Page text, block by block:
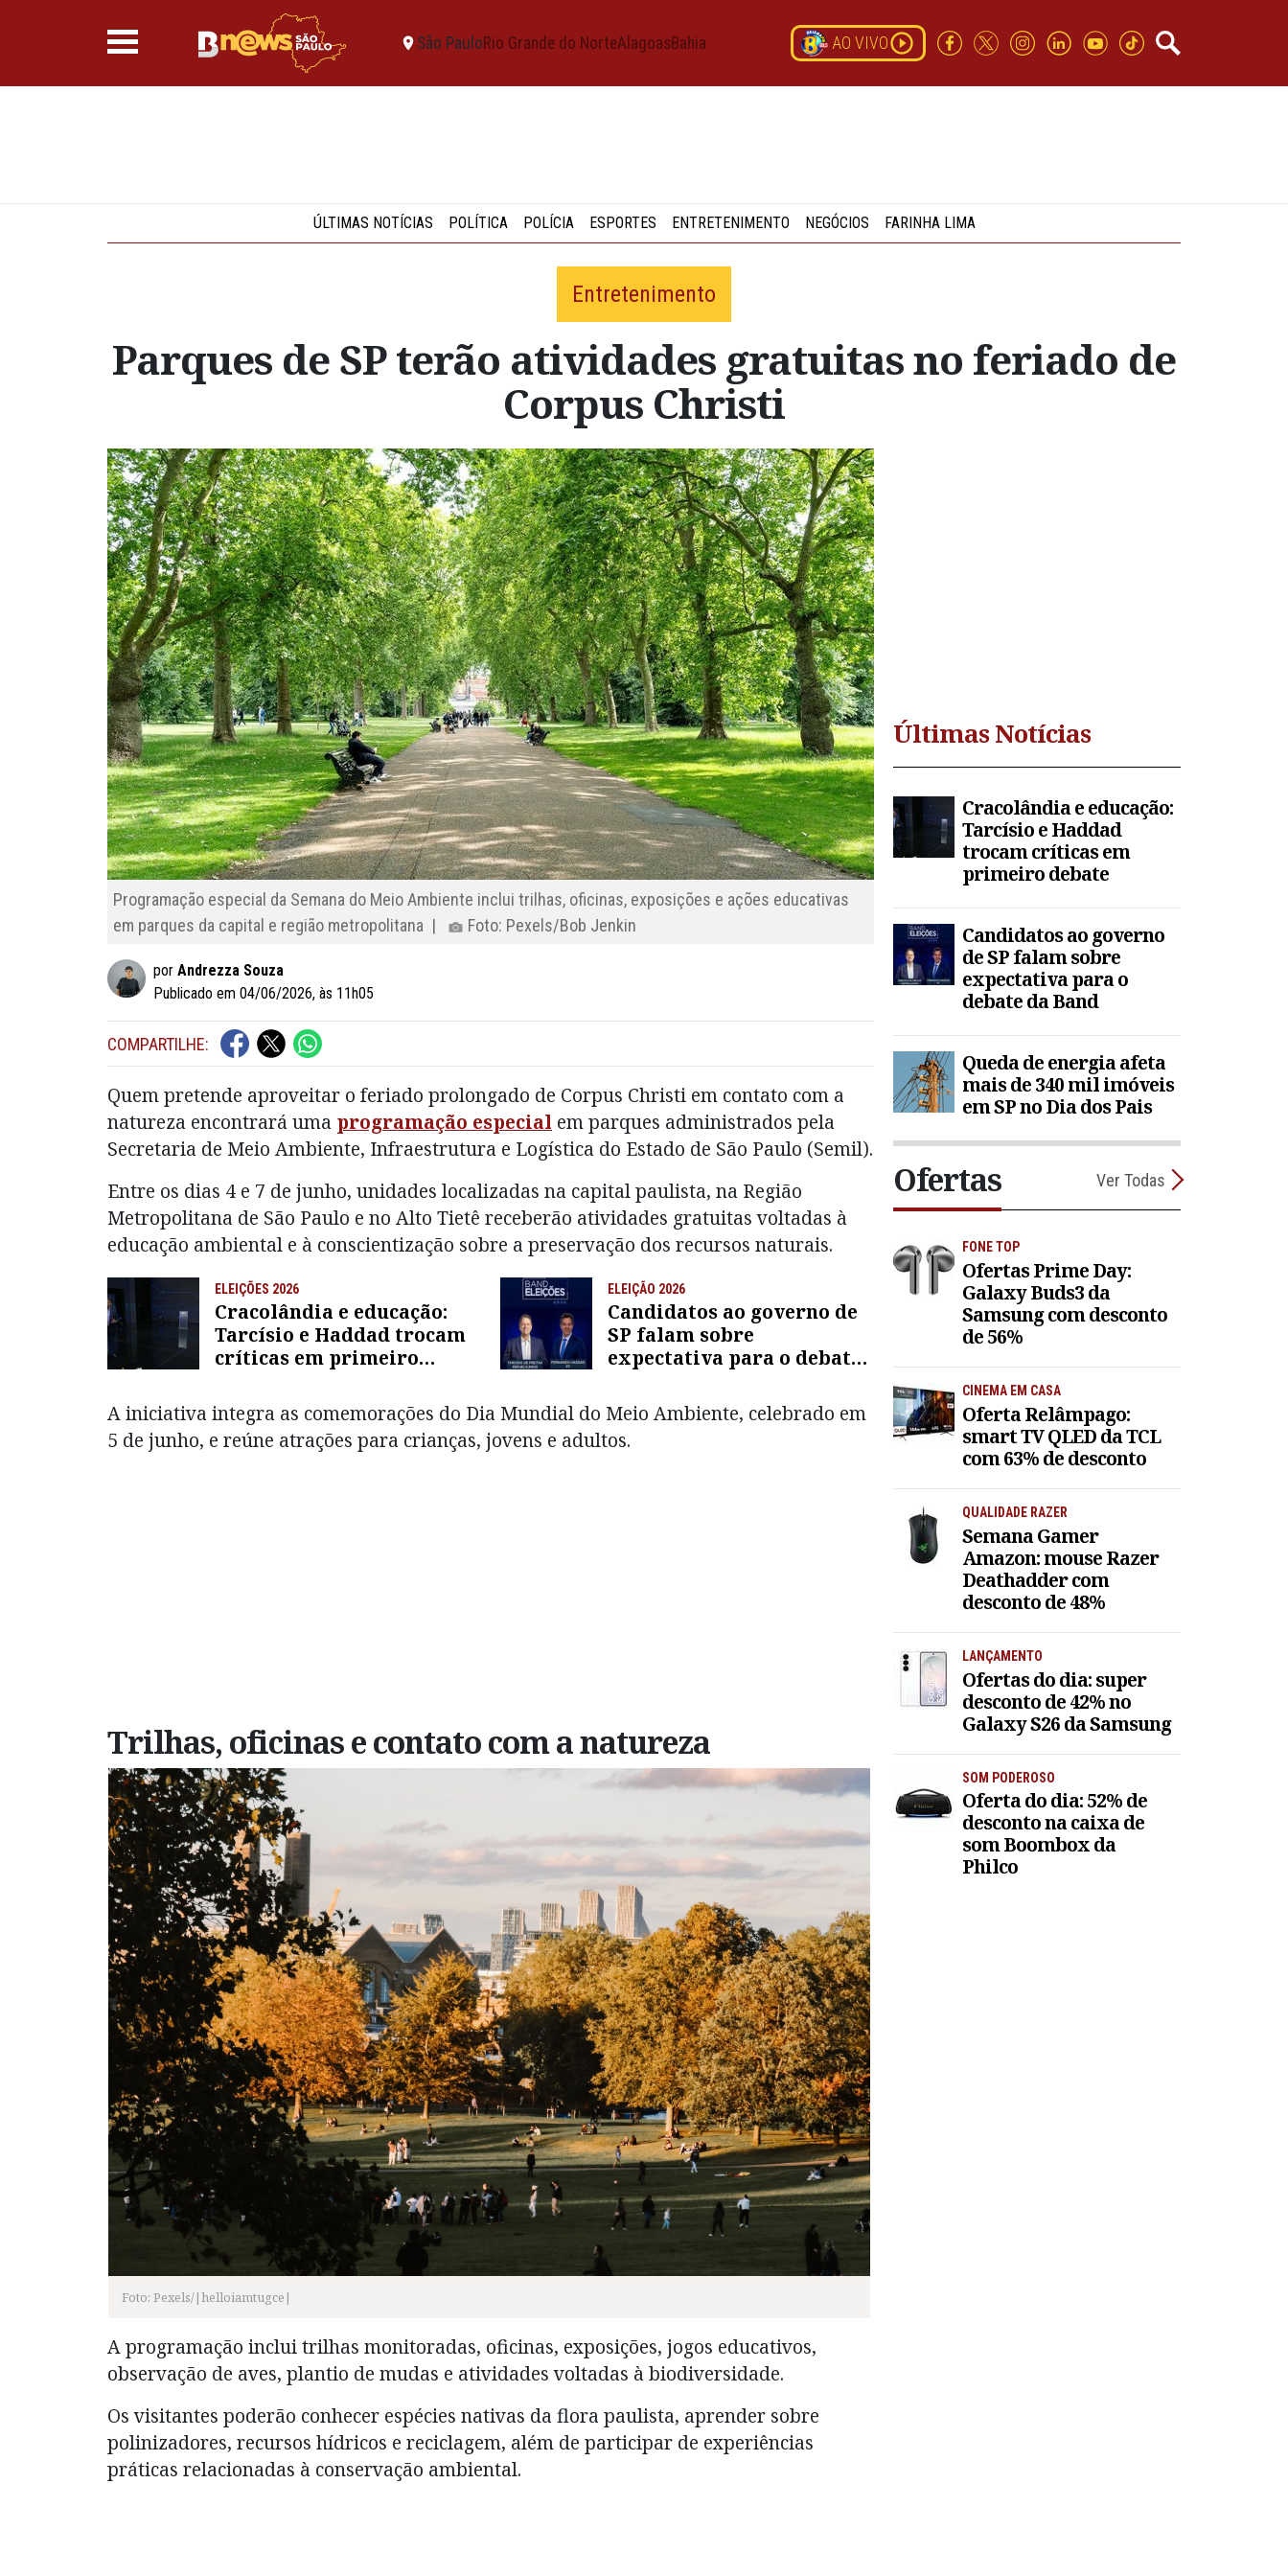
São PauloRio Grande do NorteAlagoasBahia AO VIVO
ÚLTIMAS NOTÍCIAS POLÍTICA POLÍCIA ESPORTES ENTRETENIMENTO NEGÓCIOS FARINHA LIMA
Entretenimento
Parques de SP terão atividades gratuitas no feriado de
Corpus Christi
Programação especial da Semana do Meio Ambiente inclui trilhas, oficinas, exposições e ações educativas
em parques da capital e região metropolitana |
Foto: Pexels/Bob Jenkin
por Andrezza Souza
Publicado em 04/06/2026, às 11h05
COMPARTILHE:
Quem pretende aproveitar o feriado prolongado de Corpus Christi em contato com a
natureza encontrará uma programação especial em parques administrados pela
Secretaria de Meio Ambiente, Infraestrutura e Logística do Estado de São Paulo (Semil).
Entre os dias 4 e 7 de junho, unidades localizadas na capital paulista, na Região
Metropolitana de São Paulo e no Alto Tietê receberão atividades gratuitas voltadas à
educação ambiental e à conscientização sobre a preservação dos recursos naturais.
ELEIÇÕES 2026
Cracolândia e educação:
Tarcísio e Haddad trocam
críticas em primeiro
ELEIÇÃO 2026
Candidatos ao governo de
SP falam sobre
expectativa para o debate
A iniciativa integra as comemorações do Dia Mundial do Meio Ambiente, celebrado em
5 de junho, e reúne atrações para crianças, jovens e adultos.
Trilhas, oficinas e contato com a natureza
Foto: Pexels/|helloiamtugce|
A programação inclui trilhas monitoradas, oficinas, exposições, jogos educativos,
observação de aves, plantio de mudas e atividades voltadas à biodiversidade.
Os visitantes poderão conhecer espécies nativas da flora paulista, aprender sobre
polinizadores, recursos hídricos e reciclagem, além de participar de experiências
práticas relacionadas à conservação ambiental.
Últimas Notícias
Cracolândia e educação:
Tarcísio e Haddad
trocam críticas em
primeiro debate
Candidatos ao governo
de SP falam sobre
expectativa para o
debate da Band
Queda de energia afeta
mais de 340 mil imóveis
em SP no Dia dos Pais
Ofertas Ver Todas
FONE TOP
Ofertas Prime Day:
Galaxy Buds3 da
Samsung com desconto
de 56%
CINEMA EM CASA
Oferta Relâmpago:
smart TV QLED da TCL
com 63% de desconto
QUALIDADE RAZER
Semana Gamer
Amazon: mouse Razer
Deathadder com
desconto de 48%
LANÇAMENTO
Ofertas do dia: super
desconto de 42% no
Galaxy S26 da Samsung
SOM PODEROSO
Oferta do dia: 52% de
desconto na caixa de
som Boombox da
Philco